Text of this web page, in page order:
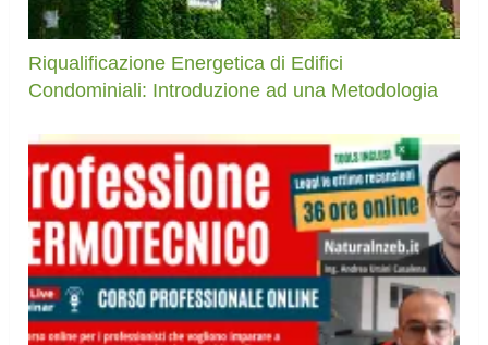
Riqualificazione Energetica di Edifici
Condominiali: Introduzione ad una Metodologia